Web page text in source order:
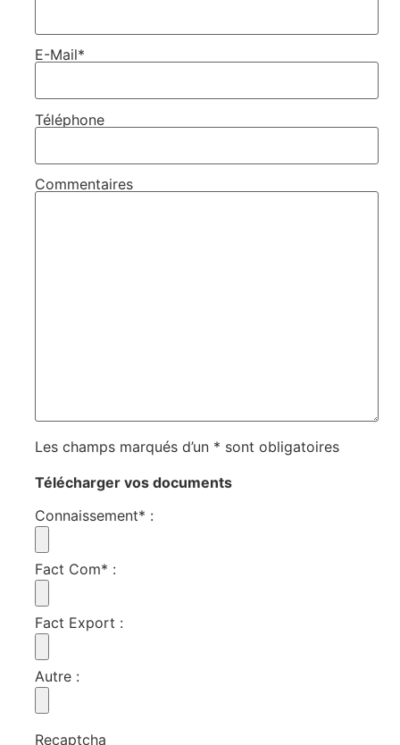
E-Mail*
Téléphone
Commentaires
Les champs marqués d’un * sont obligatoires
Télécharger vos documents
Connaissement* :
Fact Com* :
Fact Export :
Autre :
Recaptcha